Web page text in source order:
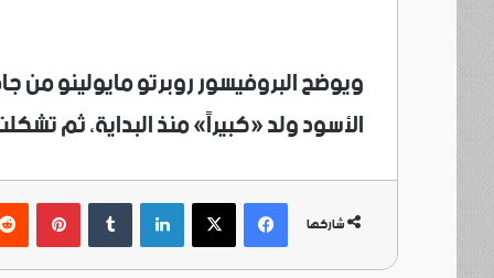
ويوضح البروفيسور روبرتو مايولينو من
الأسود ولد «كبيراً» منذ البداية، ثم
شاركها فيسبوك
‫X لينكدإن
‏Tumblr